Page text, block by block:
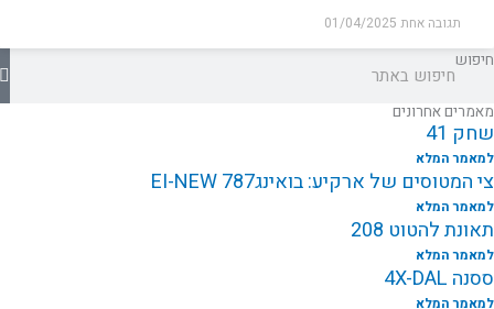
תגובה אחת 01/04/2025
חיפוש
מאמרים אחרונים
שחק 41
למאמר המלא
צי המטוסים של ארקיע: בואינג787 EI-NEW
למאמר המלא
תאונת להטוט 208
למאמר המלא
ססנה 4X-DAL
למאמר המלא